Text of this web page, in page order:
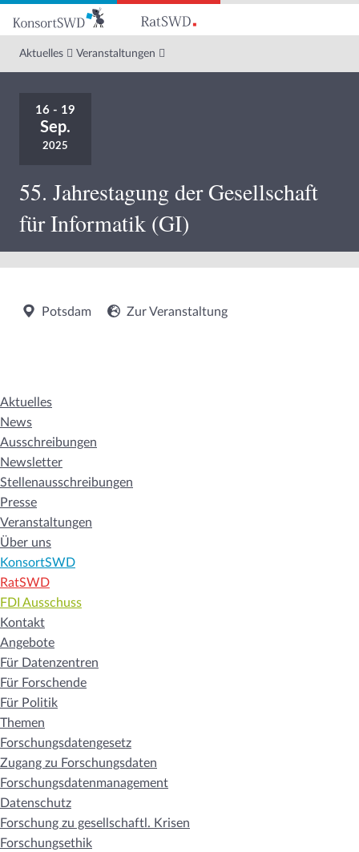
Hauptinhalt
Aktuelles Veranstaltungen
16 - 19
Sep.
2025
55. Jahrestagung der Gesellschaft
für Informatik (GI)
Potsdam Zur Veranstaltung
Aktuelles
News
Ausschreibungen
Newsletter
Stellenausschreibungen
Presse
Veranstaltungen
Über uns
KonsortSWD
RatSWD
FDI Ausschuss
Kontakt
Angebote
Für Datenzentren
Für Forschende
Für Politik
Themen
Forschungsdatengesetz
Zugang zu Forschungsdaten
Forschungsdatenmanagement
Datenschutz
Forschung zu gesellschaftl. Krisen
Forschungsethik